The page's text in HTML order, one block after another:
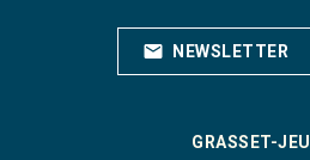
mail NEWSLETTER
GRASSET-